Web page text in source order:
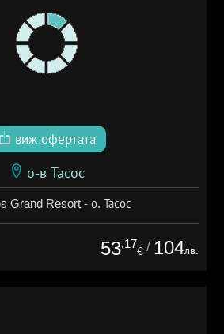
виж офертата
о-в Тасос
Grand Resort - о. Тасос
53.17
€ / 104лв.